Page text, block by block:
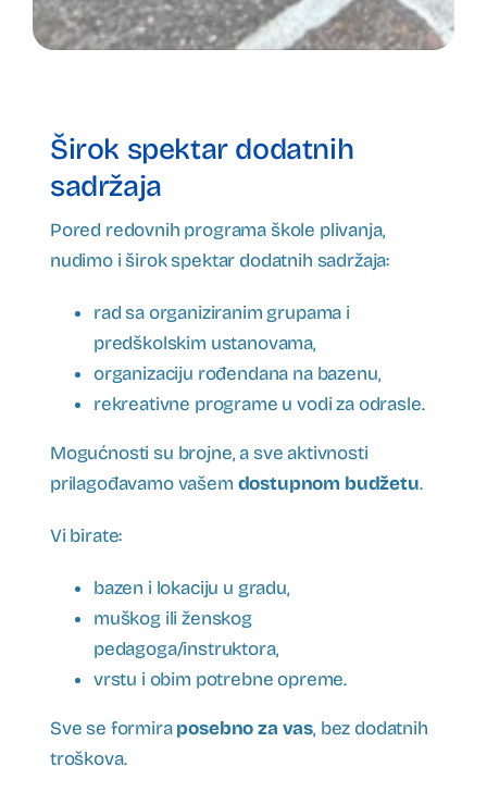
Širok spektar dodatnih
sadržaja
Pored redovnih programa škole plivanja,
nudimo i širok spektar dodatnih sadržaja:
rad sa organiziranim grupama i
predškolskim ustanovama,
organizaciju rođendana na bazenu,
rekreativne programe u vodi za odrasle.
Mogućnosti su brojne, a sve aktivnosti
prilagođavamo vašem dostupnom budžetu.
Vi birate:
bazen i lokaciju u gradu,
muškog ili ženskog
pedagoga/instruktora,
vrstu i obim potrebne opreme.
Sve se formiraposebno za vas, bez dodatnih
troškova.